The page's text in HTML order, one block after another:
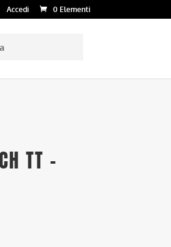
Accedi 0 Elementi
TT –